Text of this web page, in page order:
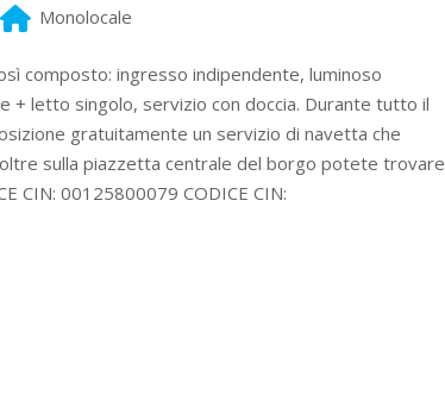
Monolocale
composto: ingresso indipendente, luminoso
+ letto singolo, servizio con doccia. Durante tutto il
gratuitamente un servizio di navetta che
sulla piazzetta centrale del borgo potete trovare
CIN: 00125800079 CODICE CIN: